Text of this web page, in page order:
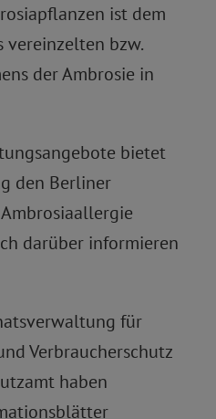
ist dem
vereinzelten bzw.
der Ambrosie in
bietet
den Berliner
darüber informieren
für
Verbraucherschutz
haben